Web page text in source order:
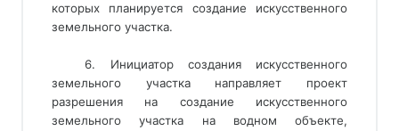
которых планируется создание искусственного
земельного участка.
6. Инициатор создания искусственного
земельного участка направляет проект
разрешения на создание искусственного
земельного участка на водном объекте,